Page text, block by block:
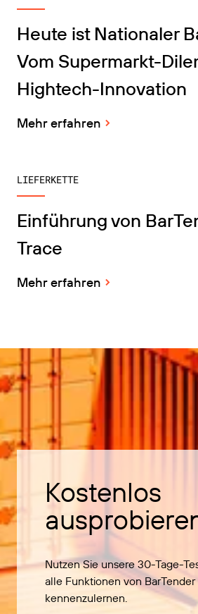
Heute ist Nationaler
Vom Supermarkt-
Hightech-Innovation
Mehr erfahren
LIEFERKETTE
Einführung von
Trace
Mehr erfahren
Kostenlos
Nutzen Sie unsere 30-Tage-
alle Funktionen von BarTender
kennenzulernen.